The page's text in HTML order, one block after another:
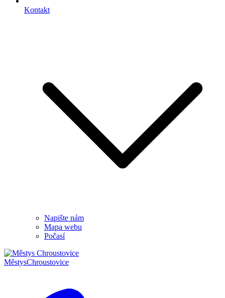
Kontakt
Napište nám
Mapa webu
Počasí
MěstysChroustovice